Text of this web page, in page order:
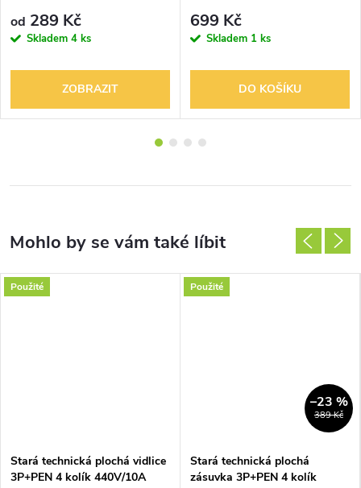
od 289 Kč
Skladem 4 ks
ZOBRAZIT
rozdvojka
699 Kč
Skladem 1 ks
DO KOŠÍKU
Použité
Stará technická plochá vidlice
3P+PEN 4 kolík 440V/10A
Použité
389 Kč
–23 %
Stará technická plochá
zásuvka 3P+PEN 4 kolík